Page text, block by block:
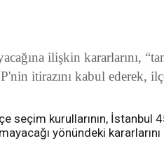
ilişkin kararlarını,
itirazını kabul ederek,
seçim kurullarının,
yönündeki kararlarını